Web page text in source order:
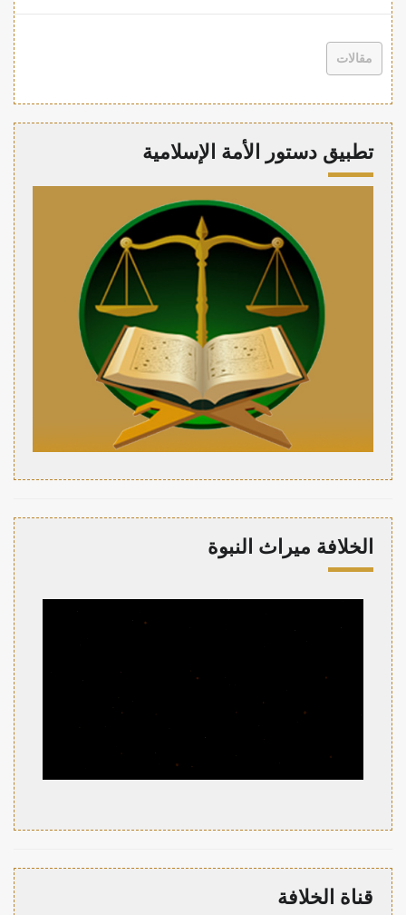
مقالات
تطبيق دستور الأمة الإسلامية
الخلافة ميراث النبوة
قناة الخلافة